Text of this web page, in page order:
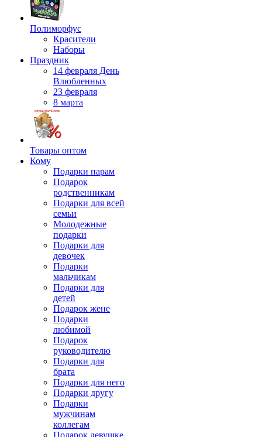
Полиморфус
Красители
Наборы
Праздник
14 февраля День
Влюбленных
23 февраля
8 марта
Товары оптом
Кому
Подарки парам
Подарок
родственникам
Подарки для всей
семьи
Молодежные
подарки
Подарки для
девочек
Подарки
мальчикам
Подарки для
детей
Подарок жене
Подарки
любимой
Подарок
руководителю
Подарки для
брата
Подарки для него
Подарки другу
Подарки
мужчинам
коллегам
Подарок девушке